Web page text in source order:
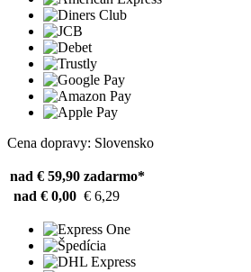
Cena dopravy: Slovensko
nad € 59,90 zadarmo*
nad € 0,00 € 6,29